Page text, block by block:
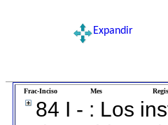
Expandir
Frac-Inciso Mes
84 I - : Los